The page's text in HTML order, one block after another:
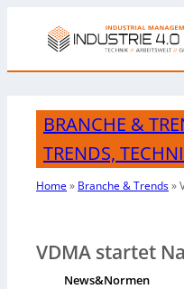
BRANCHE &
TRENDS,
Home» Branche & Trends»
VDMA startet
News&Normen